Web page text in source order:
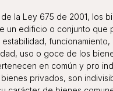
la Ley 675 de 2001, los
un edificio o conjunto que
funcionamiento,
uso o goce de los
en común y pro
privados, son